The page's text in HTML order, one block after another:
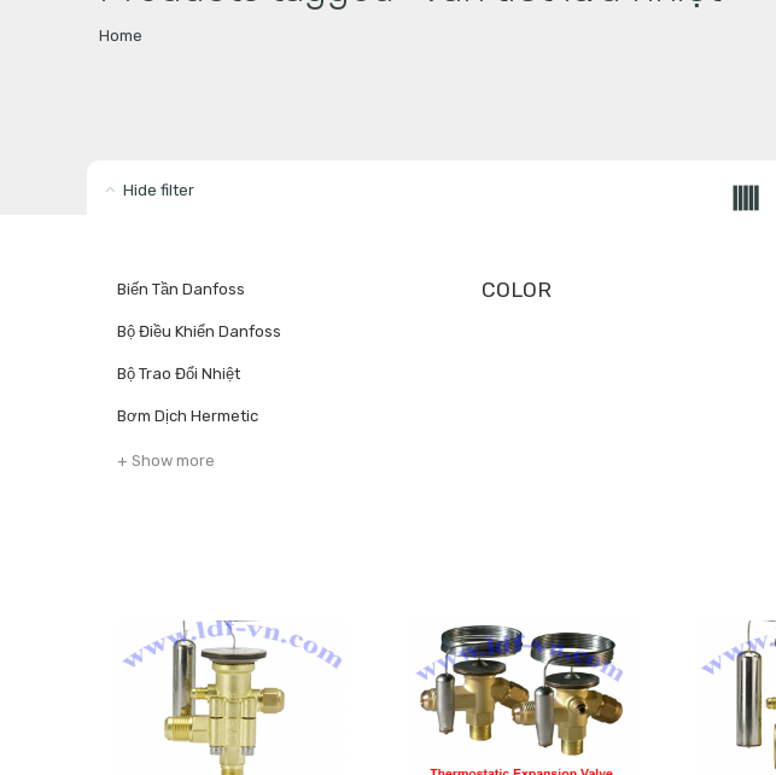
Home
Hide filter
Biến Tần Danfoss
Bộ Điều Khiển Danfoss
Bộ Trao Đổi Nhiệt
Bơm Dịch Hermetic
+ Show more
COLOR